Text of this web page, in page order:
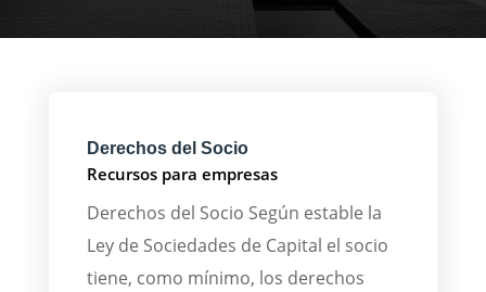
Derechos del Socio
Recursos para empresas
Derechos del Socio Según estable la
Ley de Sociedades de Capital el socio
tiene, como mínimo, los derechos